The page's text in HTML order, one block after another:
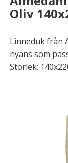
Oliv
​Linneduk från
nyans som
Storlek: